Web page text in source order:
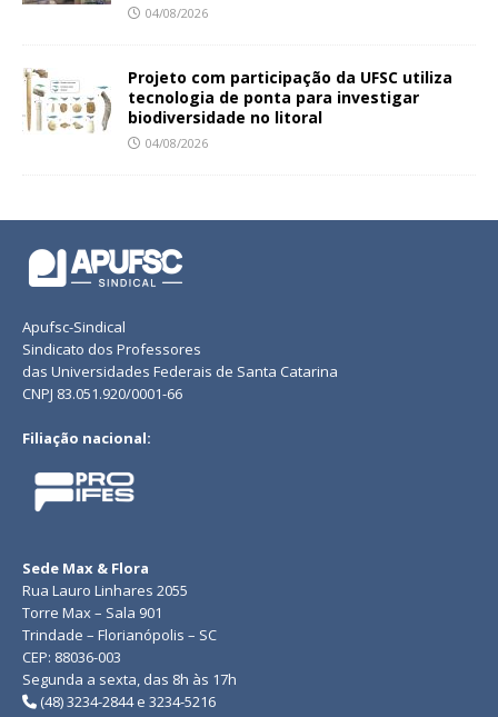
04/08/2026
Projeto com participação da UFSC utiliza
tecnologia de ponta para investigar
biodiversidade no litoral
04/08/2026
Apufsc-Sindical
Sindicato dos Professores
das Universidades Federais de Santa Catarina
CNPJ 83.051.920/0001-66
Filiação nacional:
Sede Max & Flora
Rua Lauro Linhares 2055
Torre Max – Sala 901
Trindade – Florianópolis – SC
CEP: 88036-003
Segunda a sexta, das 8h às 17h
(48) 3234-2844 e 3234-5216